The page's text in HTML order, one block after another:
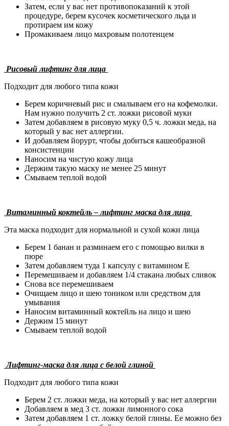
Затем, если у вас нет противопоказаний к этой
процедуре, берем кусочек косметического льда и
протираем им кожу
Промакиваем лицо махровым полотенцем
Рисовый лифтинг для лица
Подходит для любого типа кожи
Берем коричневый рис и смалываем его на кофемолки.
Нам нужно получить 2 ст. ложки рисовой муки
Затем добавляем в рисовую муку 0,5 ч. ложки меда, на
который у вас нет аллергии.
И добавляем йорурт, чтобы добиться кашеобразной
консистенции
Наносим на чистую кожу лица
Держим такую маску не менее 25 минут
Смываем теплой водой
Витаминный коктейль – лифтинг маска для лица
Эта маска подходит для нормальной и сухой кожи лица
Берем 1 банан и разминаем его с помощью вилки в
пюре
Затем добавляем туда 1 капсулу с витамином Е
Перемешиваем и добавляем 1/4 стакана любых сливок
Снова все перемешиваем
Очищаем лицо и шею тоником или средством для
умывания
Наносим витаминный коктейль на лицо и шею
Держим 15 минут
Смываем теплой водой
Лифтинг-маска для лица с белой глиной
Подходит для любого типа кожи
Берем 2 ст. ложки меда, на который у вас нет аллергии
Добавляем в мед 3 ст. ложки лимонного сока
Затем добавляем 1 ст. ложку белой глины. Ее можно без